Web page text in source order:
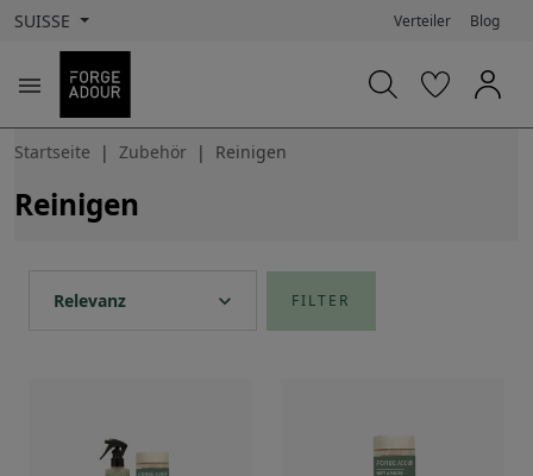
SUISSE Verteiler Blog

Startseite Zubehör Reinigen
Reinigen
Relevanz expand_more FILTER